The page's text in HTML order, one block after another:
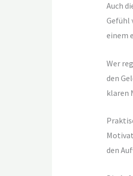
Auch
Gefühl
einem
Wer
den
klaren
den